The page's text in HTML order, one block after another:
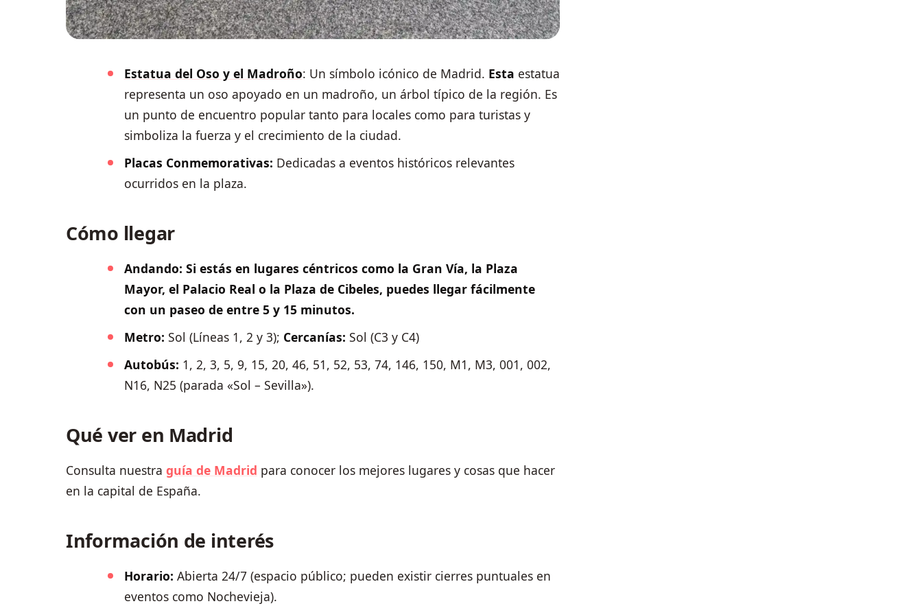
Estatua del Oso y el Madroño: Un símbolo icónico de Madrid. Esta estatua
representa un oso apoyado en un madroño, un árbol típico de la región. Es
un punto de encuentro popular tanto para locales como para turistas y
simboliza la fuerza y el crecimiento de la ciudad.
Placas Conmemorativas: Dedicadas a eventos históricos relevantes
ocurridos en la plaza.
Cómo llegar
Andando: Si estás en lugares céntricos como la Gran Vía, la Plaza
Mayor, el Palacio Real o la Plaza de Cibeles, puedes llegar fácilmente
con un paseo de entre 5 y 15 minutos.
Metro: Sol (Líneas 1, 2 y 3); Cercanías: Sol (C3 y C4)
Autobús: 1, 2, 3, 5, 9, 15, 20, 46, 51, 52, 53, 74, 146, 150, M1, M3, 001, 002,
N16, N25 (parada «Sol – Sevilla»).
Qué ver en Madrid
Consulta nuestra guía de Madrid para conocer los mejores lugares y cosas que hacer
en la capital de España.
Información de interés
Horario: Abierta 24/7 (espacio público; pueden existir cierres puntuales en
eventos como Nochevieja).